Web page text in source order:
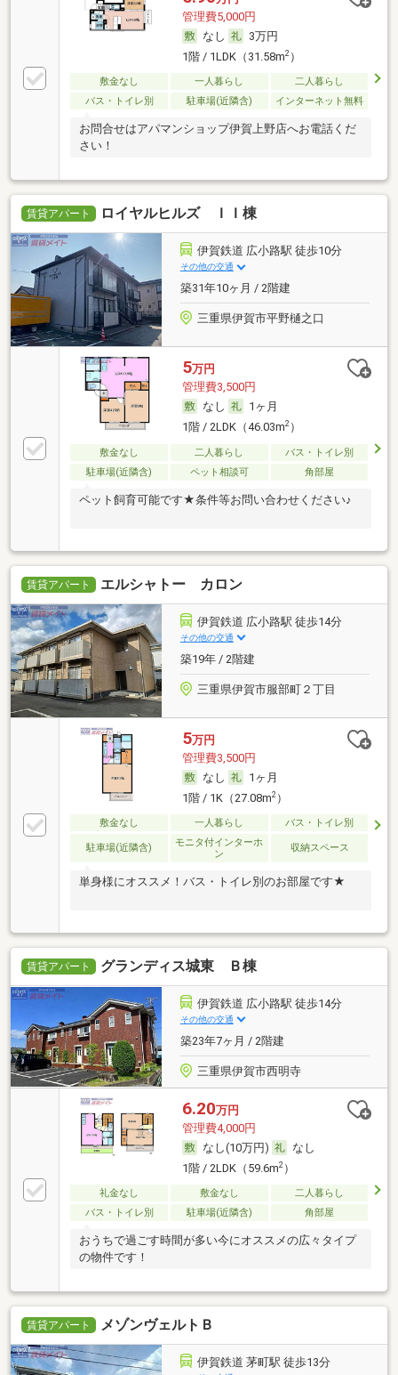
管理費5,000円
なし
3万円
1階 / 1LDK（31.58m2）
敷金なし 一人暮らし
二人暮らし
バス・トイレ別
駐車場(近隣含) インターネット無料
お問合せはアパマンショップ伊賀上野店へお電話くだ
さい！
賃貸アパート ロイヤルヒルズ ＩＩ棟
伊賀鉄道 広小路駅 徒歩10分
その他の交通
築31年10ヶ月 / 2階建
三重県伊賀市平野樋之口
5万円
管理費3,500円
なし
1ヶ月
1階 / 2LDK（46.03m2）
敷金なし 二人暮らし
バス・トイレ別
駐車場(近隣含)
ペット相談可 角部屋
ペット飼育可能です★条件等お問い合わせください♪
賃貸アパート エルシャトー カロン
伊賀鉄道 広小路駅 徒歩14分
その他の交通
築19年 / 2階建
三重県伊賀市服部町２丁目
5万円
管理費3,500円
なし
1ヶ月
1階 / 1K（27.08m2）
敷金なし 一人暮らし バス・トイレ別
駐車場(近隣含)
モニタ付インターホ
ン
収納スペース
単身様にオススメ！バス・トイレ別のお部屋です★
賃貸アパート グランディス城東 Ｂ棟
伊賀鉄道 広小路駅 徒歩14分
その他の交通
築23年7ヶ月 / 2階建
三重県伊賀市西明寺
6.20万円
管理費4,000円
なし(10万円)
なし
1階 / 2LDK（59.6m2）
礼金なし 敷金なし
二人暮らし
バス・トイレ別
駐車場(近隣含) 角部屋
おうちで過ごす時間が多い今にオススメの広々タイプ
の物件です！
賃貸アパート メゾンヴェルトＢ
伊賀鉄道 茅町駅 徒歩13分